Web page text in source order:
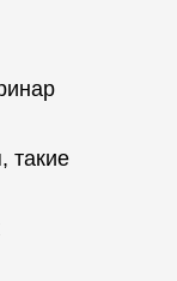
такие